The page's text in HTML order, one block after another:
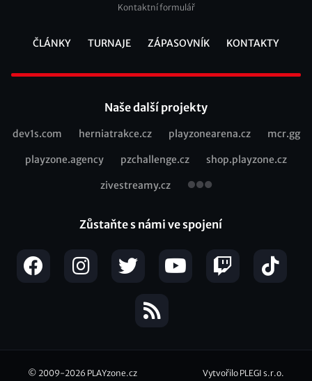
Kontaktní formulář
ČLÁNKY TURNAJE ZÁPASOVNÍK KONTAKTY
Naše další projekty
Recommended
dev1s.com herniatrakce.cz playzonearena.cz mcr.gg
playzone.agency pzchallenge.cz shop.playzone.cz
zivestreamy.cz
Zůstaňte s námi ve spojení
© 2009-2026 PLAYzone.cz Vytvořilo PLEGI s.r.o.